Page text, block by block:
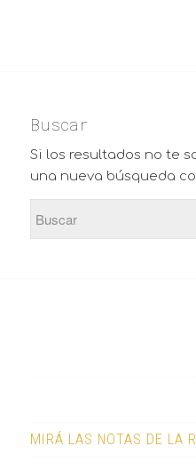
Buscar
Si los resultados no te
una nueva búsqueda
MIRÁ LAS NOTAS DE LA